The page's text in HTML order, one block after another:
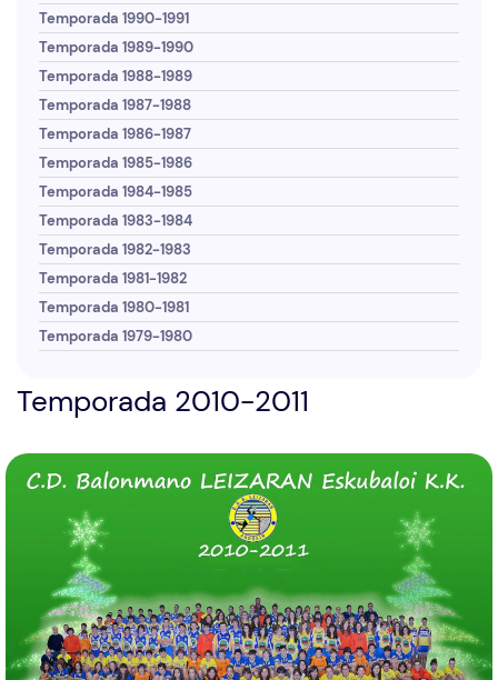
Temporada 1990-1991
Temporada 1989-1990
Temporada 1988-1989
Temporada 1987-1988
Temporada 1986-1987
Temporada 1985-1986
Temporada 1984-1985
Temporada 1983-1984
Temporada 1982-1983
Temporada 1981-1982
Temporada 1980-1981
Temporada 1979-1980
Temporada 2010-2011